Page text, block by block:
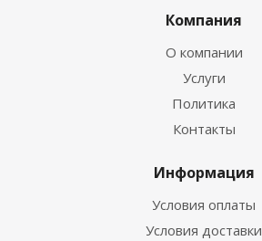
Компания
О компании
Услуги
Политика
Контакты
Информация
Условия оплаты
Условия доставки